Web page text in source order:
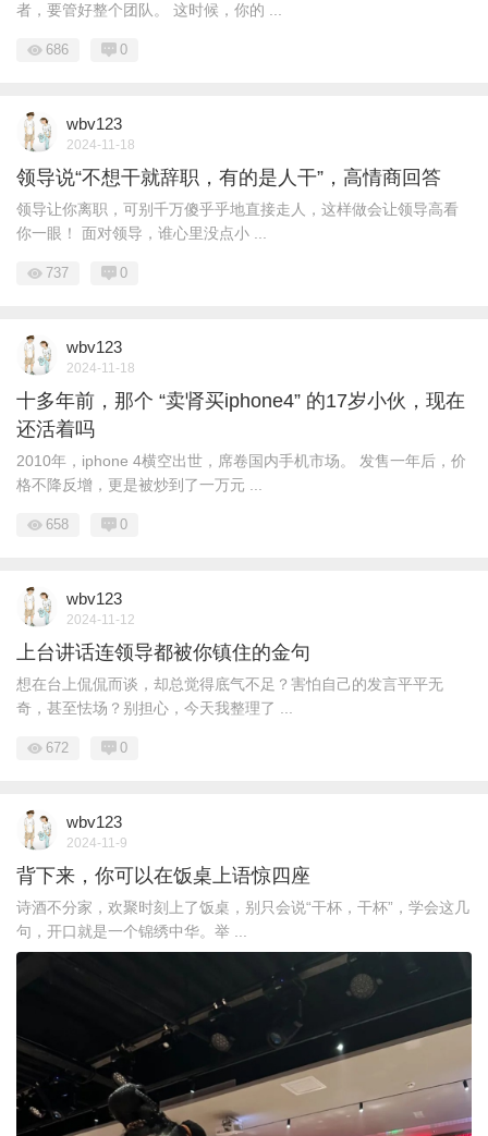
者，要管好整个团队。 这时候，你的 ...
686 0
wbv123
2024-11-18
领导说“不想干就辞职，有的是人干”，高情商回答
领导让你离职，可别千万傻乎乎地直接走人，这样做会让领导高看
你一眼！ 面对领导，谁心里没点小 ...
737 0
wbv123
2024-11-18
十多年前，那个 “卖肾买iphone4” 的17岁小伙，现在
还活着吗
2010年，iphone 4横空出世，席卷国内手机市场。 发售一年后，价
格不降反增，更是被炒到了一万元 ...
658 0
wbv123
2024-11-12
上台讲话连领导都被你镇住的金句
想在台上侃侃而谈，却总觉得底气不足？害怕自己的发言平平无
奇，甚至怯场？别担心，今天我整理了 ...
672 0
wbv123
2024-11-9
背下来，你可以在饭桌上语惊四座
诗酒不分家，欢聚时刻上了饭桌，别只会说“干杯，干杯”，学会这几
句，开口就是一个锦绣中华。举 ...